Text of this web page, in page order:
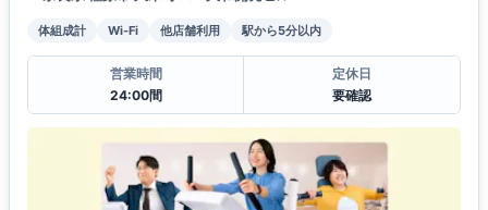
体組成計 Wi-Fi 他店舗利用 駅から5分以内
営業時間
24:00間
定休日
要確認